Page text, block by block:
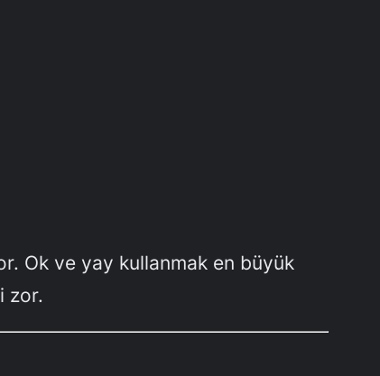
Ok ve yay kullanmak en büyük
zor.